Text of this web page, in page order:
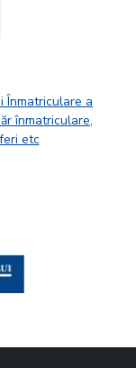
Înmatriculare a
înmatriculare,
etc